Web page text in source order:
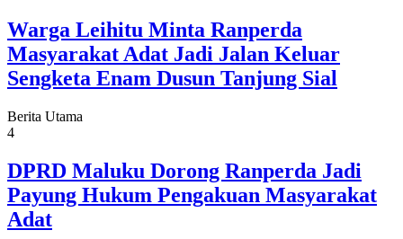
Warga Leihitu Minta Ranperda
Masyarakat Adat Jadi Jalan Keluar
Sengketa Enam Dusun Tanjung Sial
Berita Utama
4
DPRD Maluku Dorong Ranperda Jadi
Payung Hukum Pengakuan Masyarakat
Adat